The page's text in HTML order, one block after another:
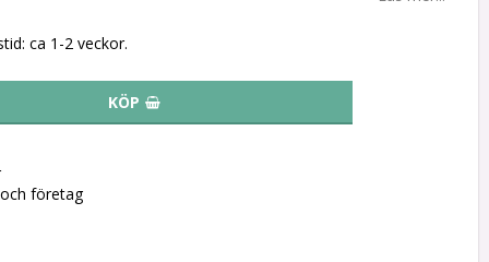
ca 1-2 veckor.
KÖP
företag